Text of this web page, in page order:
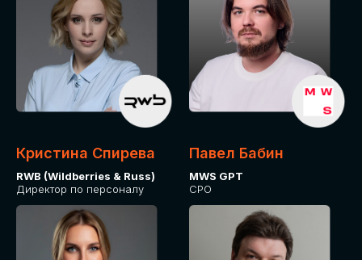
Кристина Спирева
RWB (Wildberries & Russ)
Директор по персоналу
Павел Бабин
MWS GPT
CPO